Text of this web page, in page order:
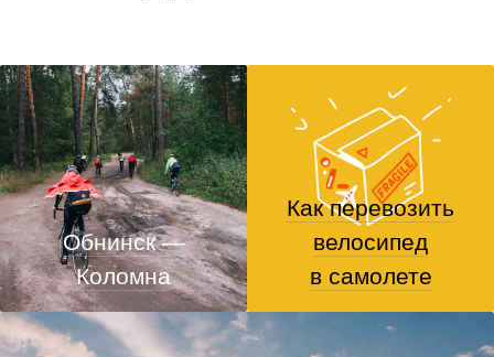
Обнинск —
Коломна
Как перевозить
велосипед
в самолете